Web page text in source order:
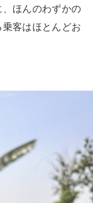
ほんのわずかの
客はほとんどお